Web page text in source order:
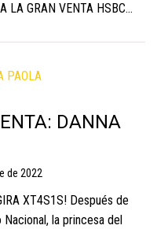
LA GRAN VENTA HSBC...
DANNA
de 2022
XT4S1S! Después de
la princesa del